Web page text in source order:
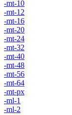
-mt-10
-mt-12
-mt-16
-mt-20
-mt-24
-mt-32
-mt-40
-mt-48
-mt-56
-mt-64
-mt-px
-ml-1
-ml-2